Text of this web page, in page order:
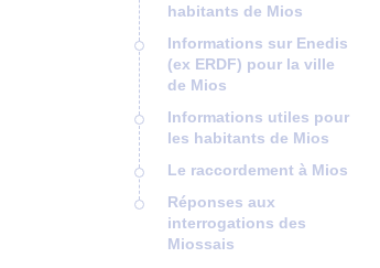
habitants de Mios
Informations sur Enedis
(ex ERDF) pour la ville
de Mios
Informations utiles pour
les habitants de Mios
Le raccordement à Mios
Réponses aux
interrogations des
Miossais